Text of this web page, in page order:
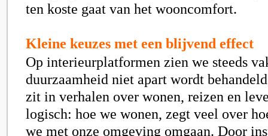
ten koste gaat van het wooncomfort.
Kleine keuzes met een blijvend effect
Op interieurplatformen zien we steeds
duurzaamheid niet apart wordt
zit in verhalen over wonen, reizen en
logisch: hoe we wonen, zegt veel over
we met onze omgeving omgaan. Door